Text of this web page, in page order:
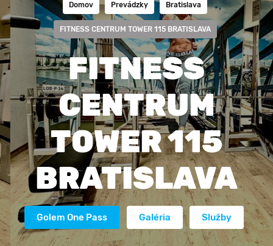
Domov Prevádzky Bratislava
FITNESS CENTRUM TOWER 115 BRATISLAVA
FITNESS
CENTRUM
TOWER 115
BRATISLAVA
Golem One Pass Galéria Služby